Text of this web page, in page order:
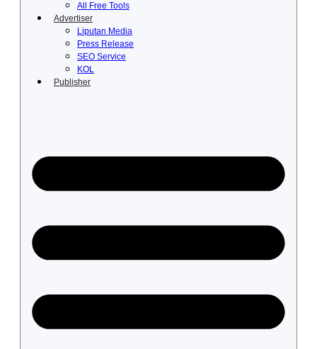
All Free Tools
Advertiser
Liputan Media
Press Release
SEO Service
KOL
Publisher